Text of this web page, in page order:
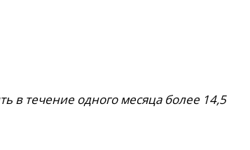
в течение одного месяца более 14,5